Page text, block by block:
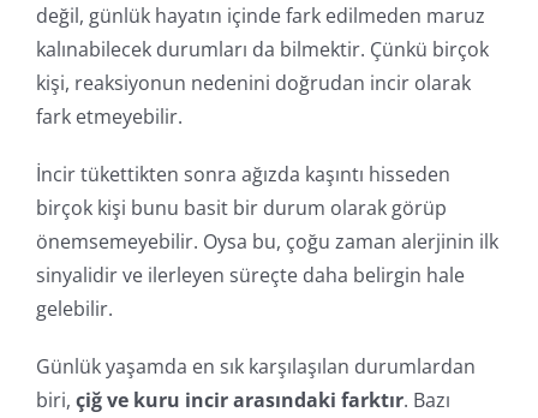
değil, günlük hayatın içinde fark edilmeden maruz
kalınabilecek durumları da bilmektir. Çünkü birçok
kişi, reaksiyonun nedenini doğrudan incir olarak
fark etmeyebilir.
İncir tükettikten sonra ağızda kaşıntı hisseden
birçok kişi bunu basit bir durum olarak görüp
önemsemeyebilir. Oysa bu, çoğu zaman alerjinin ilk
sinyalidir ve ilerleyen süreçte daha belirgin hale
gelebilir.
Günlük yaşamda en sık karşılaşılan durumlardan
biri, çiğ ve kuru incir arasındaki farktır. Bazı